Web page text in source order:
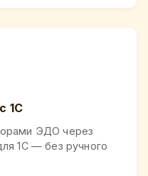
1С
ЭДО через
1С — без ручного